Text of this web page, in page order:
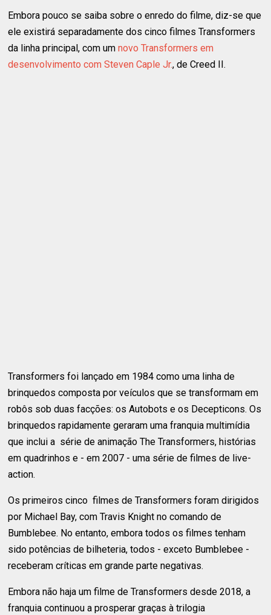
Embora pouco se saiba sobre o enredo do filme, diz-se que
ele existirá separadamente dos cinco filmes Transformers
da linha principal, com umnovo Transformers em
desenvolvimento com Steven Caple Jr., de Creed II.
Transformers foi lançado em 1984 como uma linha de
brinquedos composta por veículos que se transformam em
robôs sob duas facções: os Autobots e os Decepticons. Os
brinquedos rapidamente geraram uma franquia multimídia
que inclui a série de animação The Transformers, histórias
em quadrinhos e - em 2007 - uma série de filmes de live-
action.
Os primeiros cinco filmes de Transformers foram dirigidos
por Michael Bay, com Travis Knight no comando de
Bumblebee. No entanto, embora todos os filmes tenham
sido potências de bilheteria, todos - exceto Bumblebee -
receberam críticas em grande parte negativas.
Embora não haja um filme de Transformers desde 2018, a
franquia continuou a prosperar graças à trilogia